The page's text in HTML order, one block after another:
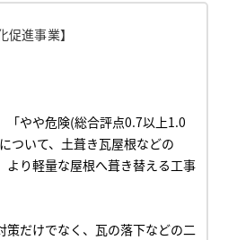
促進事業】
「やや危険(総合評点0.7以上1.0
ついて、土葺き瓦屋根などの
より軽量な屋根へ葺き替える工事
だけでなく、瓦の落下などの二